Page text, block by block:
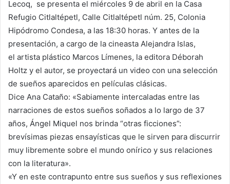
Lecoq, se presenta el miércoles 9 de abril en la Casa
Refugio Citlaltépetl, Calle Citlaltépetl núm. 25, Colonia
Hipódromo Condesa, a las 18:30 horas. Y antes de la
presentación, a cargo de la cineasta Alejandra Islas,
el artista plástico Marcos Límenes, la editora Déborah
Holtz y el autor, se proyectará un video con una selección
de sueños aparecidos en películas clásicas.
Dice Ana Cataño: «Sabiamente intercaladas entre las
narraciones de estos sueños soñados a lo largo de 37
años, Ángel Miquel nos brinda “otras ficciones”:
brevísimas piezas ensayísticas que le sirven para discurrir
muy libremente sobre el mundo onírico y sus relaciones
con la literatura».
«Y en este contrapunto entre sus sueños y sus reflexiones